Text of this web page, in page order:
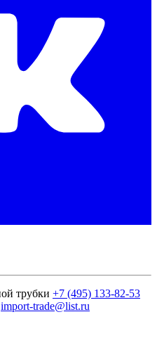
+7 (495) 133-82-53
import-trade@list.ru